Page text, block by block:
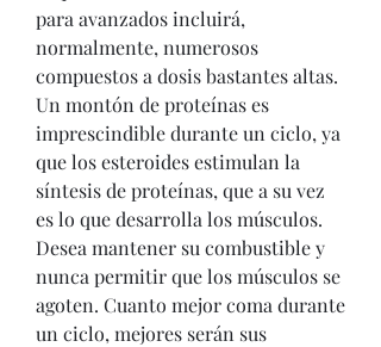
para avanzados incluirá,
normalmente, numerosos
compuestos a dosis bastantes altas.
Un montón de proteínas es
imprescindible durante un ciclo, ya
que los esteroides estimulan la
síntesis de proteínas, que a su vez
es lo que desarrolla los músculos.
Desea mantener su combustible y
nunca permitir que los músculos se
agoten. Cuanto mejor coma durante
un ciclo, mejores serán sus